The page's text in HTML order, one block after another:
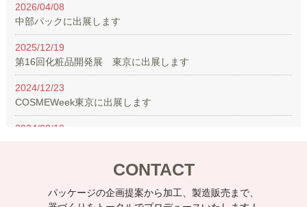
2026/04/08
中部パックに出展します
2025/12/19
第16回化粧品開発展 東京に出展します
2024/12/23
COSMEWeek東京に出展します
2024/09/18
CONTACT
パッケージの企画提案から加工、製造販売まで、